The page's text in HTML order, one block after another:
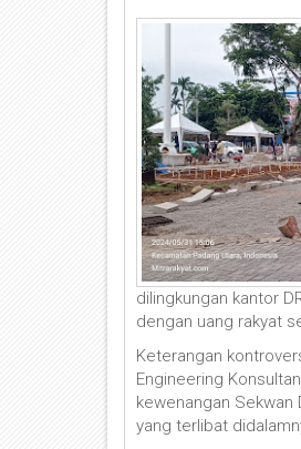
dilingkungan kantor
dengan uang rakyat
Keterangan
Engineering
kewenangan
yang terlibat